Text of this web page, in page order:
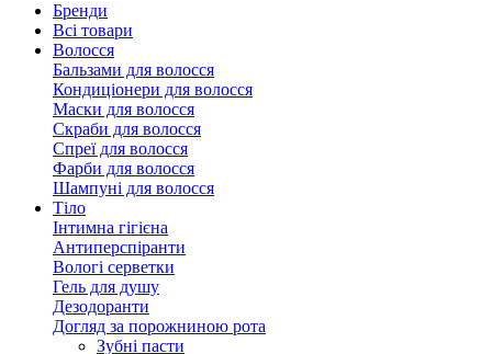
Бренди
Всі товари
Волосся
Бальзами для волосся
Кондиціонери для волосся
Маски для волосся
Скраби для волосся
Спреї для волосся
Фарби для волосся
Шампуні для волосся
Тіло
Інтимна гігієна
Антиперспіранти
Вологі серветки
Гель для душу
Дезодоранти
Догляд за порожниною рота
Зубні пасти